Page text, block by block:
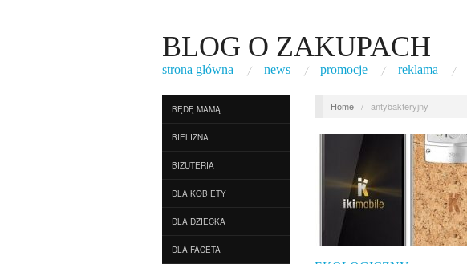
BLOG O ZAKUPACH
strona główna news promocje reklama
BĘDĘ MAMĄ
BIELIZNA
BIZUTERIA
DLA KOBIETY
DLA DZIECKA
DLA FACETA
Home / antybakteryjny